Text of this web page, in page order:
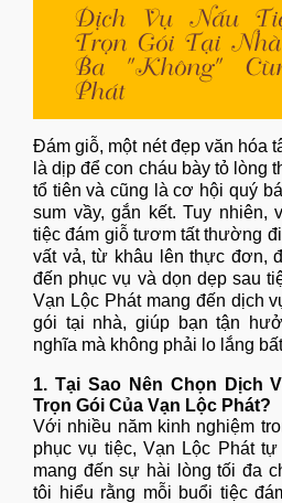
Dịch Vụ Nấu
Trọn Gói Tại
Ba "Không"
Phát
Đám giỗ, một nét đẹp văn hóa
là dịp để con cháu bày tỏ lòng
tổ tiên và cũng là cơ hội quý
sum vầy, gắn kết. Tuy nhiên,
tiệc đám giỗ tươm tất thường
vất vả, từ khâu lên thực đơn,
đến phục vụ và dọn dẹp sau
Vạn Lộc Phátmang đến dịch
gói tại nhà, giúp bạn tận
nghĩa mà không phải lo lắng
1. Tại Sao Nên Chọn Dịch
Trọn Gói Của Vạn Lộc Phát?
Với nhiều năm kinh nghiệm
phục vụ tiệc, Vạn Lộc Phát
mang đến sự hài lòng tối đa
tôi hiểu rằng mỗi buổi tiệc